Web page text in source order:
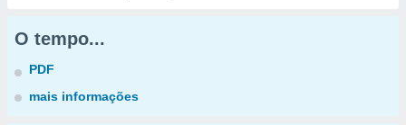
O tempo...
PDF
mais informações